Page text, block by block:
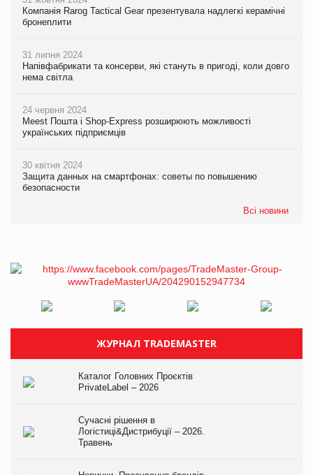
Компанія Rarog Tactical Gear презентувала надлегкі керамічні
бронеплити
31 липня 2024
Напівфабрикати та консерви, які стануть в пригоді, коли довго
нема світла
24 червня 2024
Meest Пошта і Shop-Express розширюють можливості
українських підприємців
30 квітня 2024
Защита данных на смартфонах: советы по повышению
безопасности
Всі новини
ЖУРНАЛ TRADEMASTER
Каталог Головних Проєктів
PrivateLabel – 2026
Сучасні рішення в
Логістиці&Дистрибуції – 2026.
Травень